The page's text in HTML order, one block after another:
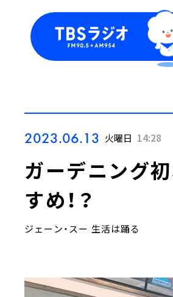
2023.06.13 火曜日 14:28
ガーデニング
すめ！？
ジェーン・スー 生活は踊る